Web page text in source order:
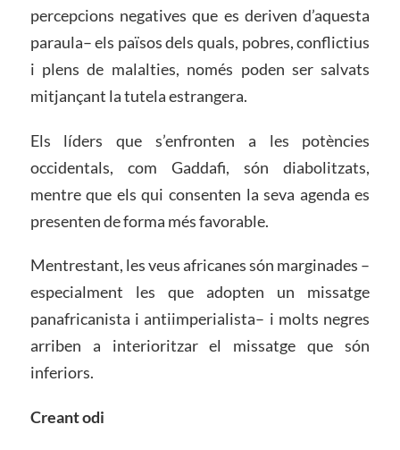
percepcions negatives que es deriven d’aquesta
paraula– els països dels quals, pobres, conflictius
i plens de malalties, només poden ser salvats
mitjançant la tutela estrangera.
Els líders que s’enfronten a les potències
occidentals, com Gaddafi, són diabolitzats,
mentre que els qui consenten la seva agenda es
presenten de forma més favorable.
Mentrestant, les veus africanes són marginades –
especialment les que adopten un missatge
panafricanista i antiimperialista– i molts negres
arriben a interioritzar el missatge que són
inferiors.
Creant odi